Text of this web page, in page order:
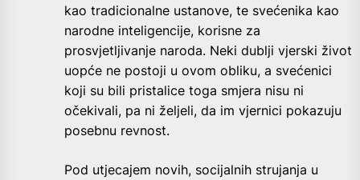
kao tradicionalne ustanove, te svećenika kao
narodne inteligencije, korisne za
prosvjetljivanje naroda. Neki dublji vjerski život
uopće ne postoji u ovom obliku, a svećenici
koji su bili pristalice toga smjera nisu ni
očekivali, pa ni željeli, da im vjernici pokazuju
posebnu revnost.
Pod utjecajem novih, socijalnih strujanja u